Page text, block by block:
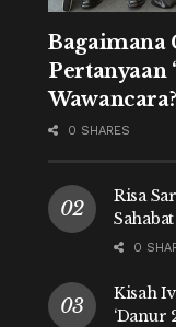
Bagaimana
Pertanyaan
Wawancara?
0 SHARES
Risa
0
Kisah
‘Danur